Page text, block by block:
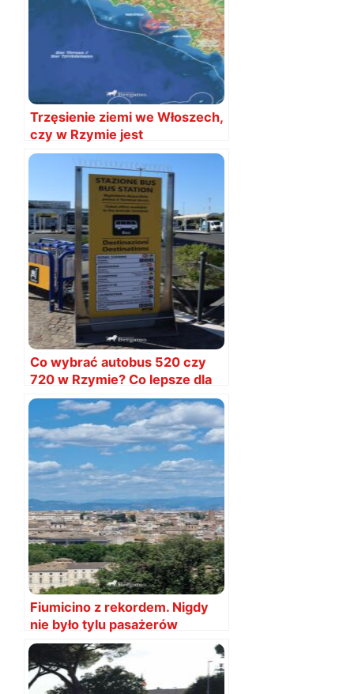
Trzęsienie ziemi we Włoszech,
czy w Rzymie jest
bezpiecznie?
Co wybrać autobus 520 czy
720 w Rzymie? Co lepsze dla
Polaków
Fiumicino z rekordem. Nigdy
nie było tylu pasażerów